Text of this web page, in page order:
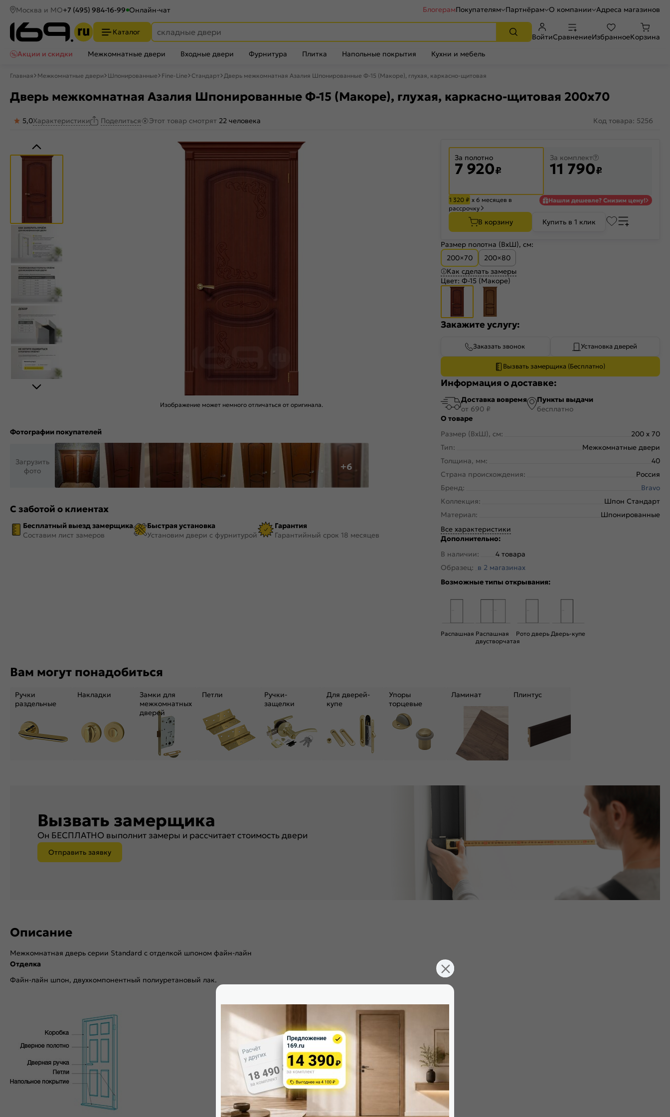
Москва и МО+7 (495) 984-16-99 Онлайн-чат БлогерамПокупателям Партнёрам О компании Адреса магазинов
Каталог
ВойтиСравнениеИзбранноеКорзина
Акции и скидки
Межкомнатные двери Входные двери Фурнитура Плитка Напольные покрытия Кухни и мебель
Главная Межкомнатные двери Шпонированные Fine-Line Стандарт Дверь межкомнатная Азалия Шпонированные Ф-15 (Макоре), глухая, каркасно-щитовая
Дверь межкомнатная Азалия Шпонированные Ф-15 (Макоре), глухая, каркасно-щитовая 200x70
5,0Характеристики Поделиться Этот товар смотрят 22 человека Код товара: 5256
Изображение может немного отличаться от оригинала.
Фотографии покупателей
Загрузить
фото
+6
С заботой о клиентах
Бесплатный выезд замерщика
Составим лист замеров
Быстрая установка
Установим двери с фурнитурой
Гарантия
Гарантийный срок 18 месяцев
За полотно
7 920₽
За комплект
11 790₽
1 320 ₽ х 6 месяцев в
рассрочку
Нашли дешевле? Снизим цену!
В корзину Купить в 1 клик
Размер полотна (ВхШ), см:
200×70
200×80
Как сделать замеры
Цвет: Ф-15 (Макоре)
Закажите услугу:
Заказать звонок Установка дверей
Вызвать замерщика (Бесплатно)
Информация о доставке:
Доставка вовремя
от 690 ₽
Пункты выдачи
бесплатно
О товаре
Размер (ВхШ), см:
200 x 70
Тип:
Межкомнатные двери
Толщина, мм:
40
Страна происхождения:
Россия
Бренд:
Bravo
Коллекция:
Шпон Стандарт
Материал:
Шпонированные
Все характеристики
Дополнительно:
В наличии:
4 товара
Образец: в 2 магазинах
Возможные типы открывания:
Распашная Распашная
двустворчатая
Рото дверь Дверь-купе
Вам могут понадобиться
Ручки
раздельные
Накладки
Замки для
межкомнатных
дверей
Петли
Ручки-
защелки
Для дверей-
купе
Упоры
торцевые
Ламинат Плинтус
Вызвать замерщика
Он БЕСПЛАТНО выполнит замеры и рассчитает стоимость двери
Отправить заявку
Описание
Межкомнатная дверь серии Standard с отделкой шпоном файн-лайн
Отделка
Файн-лайн шпон, двухкомпонентный полиуретановый лак.